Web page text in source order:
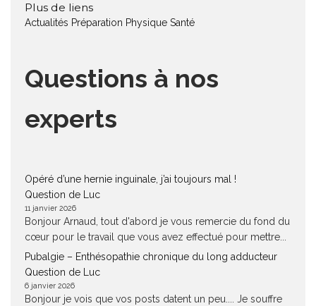
Plus de liens
Actualités Préparation Physique Santé
Questions à nos
experts
Opéré d’une hernie inguinale, j’ai toujours mal !
Question de Luc
11 janvier 2026
Bonjour Arnaud, tout d'abord je vous remercie du fond du
cœur pour le travail que vous avez effectué pour mettre...
Pubalgie – Enthésopathie chronique du long adducteur
Question de Luc
6 janvier 2026
Bonjour je vois que vos posts datent un peu.... Je souffre